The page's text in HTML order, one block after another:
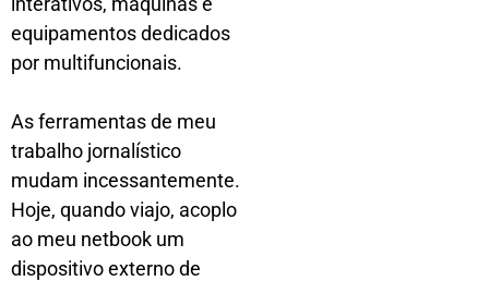
equipamentos dedicados
por multifuncionais.
As ferramentas de meu
trabalho jornalístico
mudam incessantemente.
Hoje, quando viajo, acoplo
ao meu netbook um
dispositivo externo de